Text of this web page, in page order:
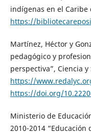
indígenas en el Caribe
https://
Martínez, Héctor y
pedagógico y
perspectiva”, Ciencia
https://
https://doi.org/
Ministerio de
2010-2014